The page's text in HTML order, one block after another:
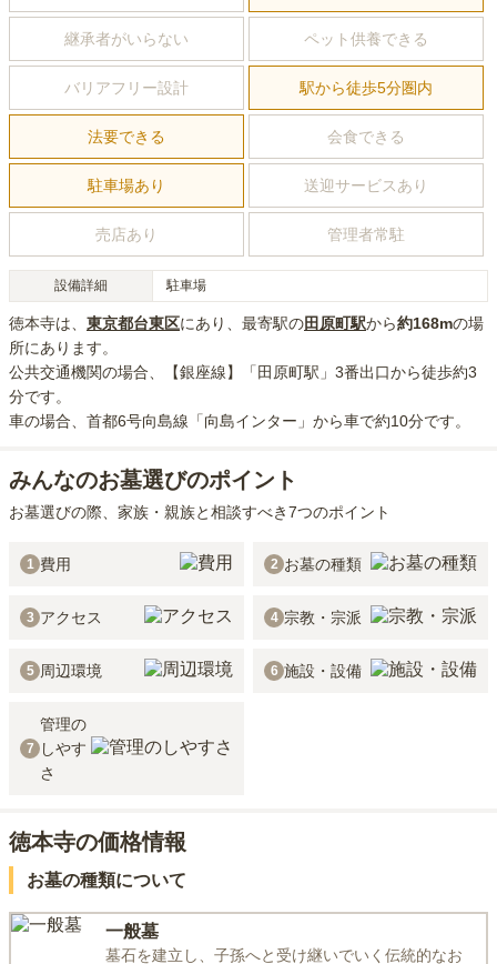
継承者がいらない ペット供養できる
バリアフリー設計 駅から徒歩5分圏内
法要できる 会食できる
駐車場あり 送迎サービスあり
売店あり 管理者常駐
設備詳細 駐車場
徳本寺は、 東京都台東区にあり 、最寄駅の田原町駅から約168mの場
所にあり ます。
公共交通機関の場合 、【銀座線】「田原町駅」3番出口から徒歩約3
分です。
車の場合 、首都6号向島線「向島インター」から車で約10分です。
みんなのお墓選びのポイント
お墓選びの際、家族・親族と相談すべき7つのポイント
1 費用 2 お墓の種類
3 アクセス 4 宗教・宗派
5 周辺環境 6 施設・設備
7
管理の
しやす
さ
徳本寺の価格情報
お墓の種類について
一般墓
墓石を建立し、子孫へと受け継いでいく伝統的なお